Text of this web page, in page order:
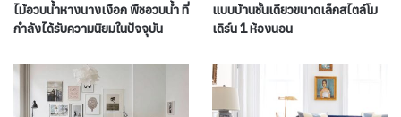
ไม้อวบน้ำหางนางเงือก พืชอวบน้ำ ที่
กำลังได้รับความนิยมในปัจจุบัน
แบบบ้านชั้นเดียวขนาดเล็กสไตล์โม
เดิร์น 1 ห้องนอน